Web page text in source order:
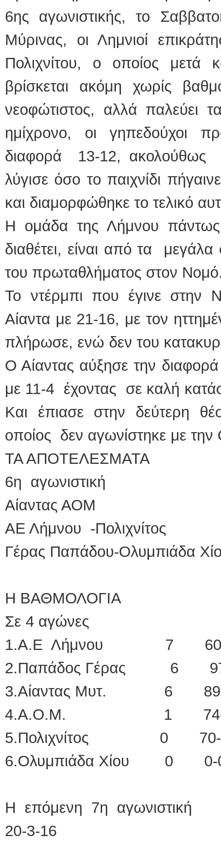
6ης αγωνιστικής, το
Μύρινας, οι Λημνιοί
Πολιχνίτου, ο οποίος μετά
βρίσκεται ακόμη χωρίς
νεοφώτιστος, αλλά παλεύει
ημίχρονο, οι γηπεδούχοι
διαφορά 13-12,
λύγισε όσο το παιχνίδι
και διαμορφώθηκε το τελικό
Η ομάδα της Λήμνου
διαθέτει, είναι από τα
του πρωταθλήματος στον
Το ντέρμπι που έγινε στην
Αίαντα με 21-16, με τον
πλήρωσε, ενώ δεν του
Ο Αίαντας αύξησε την
με 11-4 έχοντας σε καλή
Και έπιασε στην δεύτερη
οποίος δεν αγωνίστηκε με
ΤΑ ΑΠΟΤΕΛΕΣΜΑΤΑ
6η αγωνιστική
Αίαντας ΑΟΜ
ΑΕ Λήμνου -
Γέρας Παπάδου-Ολυμπιάδα
Η ΒΑΘΜΟΛΟΓΙΑ
Σε 4 αγώνες
1.Α.Ε Λήμνου 7 60-
2.Παπάδος Γέρας 6
3.Αίαντας Μυτ. 6 89-
4.Α.Ο.Μ. 1 74-
5.Πολιχνίτος 0 70-
6.Ολυμπιάδα Χίου 0
Η επόμενη 7η αγωνιστική
20-3-16
Holter πίεσης και
Δοκιμασία
υπέρηχος
Μυτιλήνη
Γέρα:Παπάδος
Φυσικοθεραπεύτρια
Σταυρουλάκη-Γαλάτη
Πτυχιούχος
ΑΤΕΙ Θεσσαλονίκης-
Σύμβαση με ΕΟΠΥΥ
Ασκληπιού 39
Μυτιλήνη